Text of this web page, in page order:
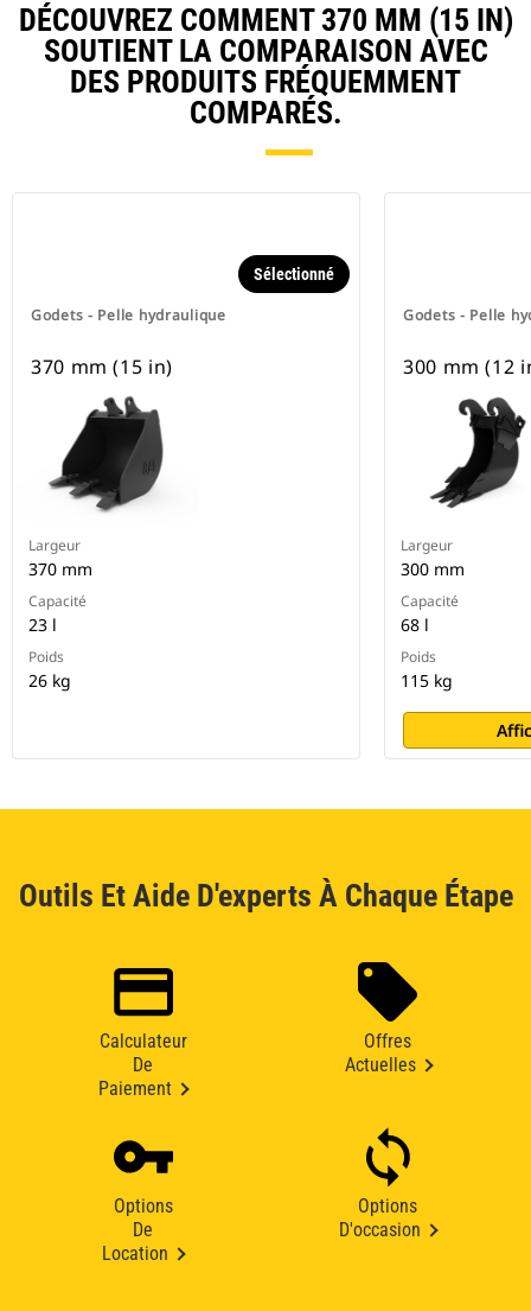
DÉCOUVREZ COMMENT 370 MM (15 IN)
SOUTIENT LA COMPARAISON AVEC
DES PRODUITS FRÉQUEMMENT
COMPARÉS.
Godets - Pelle hydraulique
Sélectionné
370 mm (15 in)
Largeur
370 mm
Capacité
23 l
Poids
26 kg
Godets - Pelle
300 mm (12
Largeur
300 mm
Capacité
68 l
Poids
115 kg
Outils Et Aide D'experts À Chaque Étape
Calculateur
De
Paiement
Offres
Actuelles
Options
De
Location
Options
D'occasion